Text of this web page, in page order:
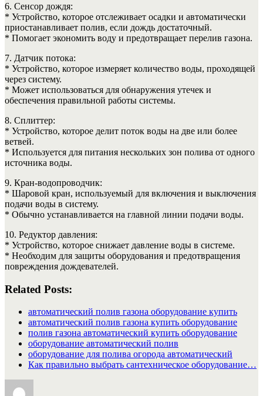
6. Сенсор дождя:
* Устройство, которое отслеживает осадки и автоматически
приостанавливает полив, если дождь достаточный.
* Помогает экономить воду и предотвращает перелив газона.
7. Датчик потока:
* Устройство, которое измеряет количество воды, проходящей
через систему.
* Может использоваться для обнаружения утечек и
обеспечения правильной работы системы.
8. Сплиттер:
* Устройство, которое делит поток воды на две или более
ветвей.
* Используется для питания нескольких зон полива от одного
источника воды.
9. Кран-водопроводчик:
* Шаровой кран, используемый для включения и выключения
подачи воды в систему.
* Обычно устанавливается на главной линии подачи воды.
10. Редуктор давления:
* Устройство, которое снижает давление воды в системе.
* Необходим для защиты оборудования и предотвращения
повреждения дождевателей.
Related Posts:
автоматический полив газона оборудование купить
автоматический полив газона купить оборудование
полив газона автоматический купить оборудование
оборудование автоматический полив
оборудование для полива огорода автоматический
Как правильно выбрать сантехническое оборудование…